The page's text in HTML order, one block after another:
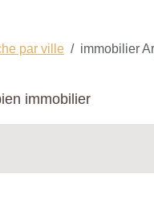
par ville immobilier
immobilier